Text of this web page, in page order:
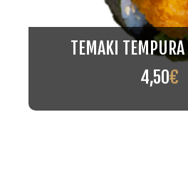
TEMAKI TEMPURA
4,50€